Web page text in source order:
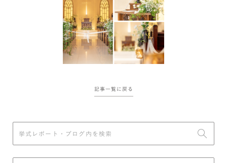
記事一覧に戻る